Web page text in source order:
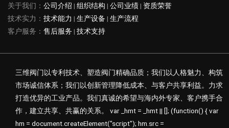
关于我们： 公司介绍 | 组织结构 | 公司业绩| 资质荣誉
技术实力： 技术能力 | 生产设备 | 生产流程
客户服务： 售后服务 | 技术支持
三维阀门以专利技术、塑造阀门精确品质；我们以人格魅力、构筑
市场诚信体系；我们以创新管理降低成本、与客户共享利益。力求
打造优异的工业产品。我们真诚的希望与海内外专家、客户携手合
作，建立共享、共赢的关系。 var _hmt = _hmt || []; (function() { var
hm = document.createElement("script"); hm.src =